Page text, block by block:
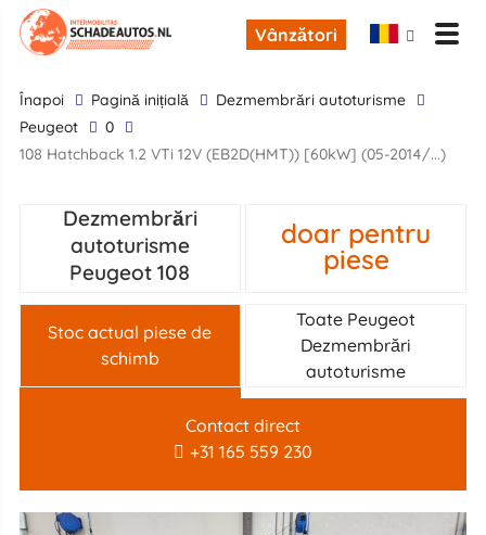
Vânzători
înapoi Pagină inițială
Dezmembrări autoturisme
Peugeot
0
108 Hatchback 1.2 VTi 12V (EB2D(HMT)) [60kW] (05-2014/...)
Dezmembrări
autoturisme
Peugeot 108
doar pentru
piese
Stoc actual piese de
schimb
Toate Peugeot
Dezmembrări
autoturisme
Contact direct
+31 165 559 230